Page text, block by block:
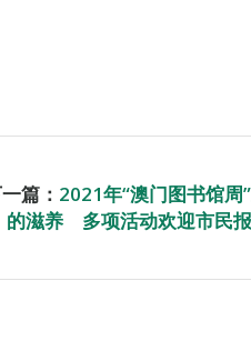
篇： 2021年“澳门图书馆周
的滋养 多项活动欢迎市民